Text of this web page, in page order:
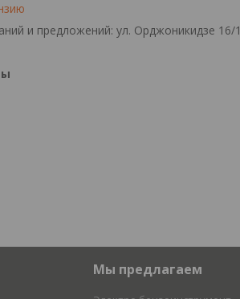
и предложений: ул. Орджоникидзе 16/1
Мы предлагаем